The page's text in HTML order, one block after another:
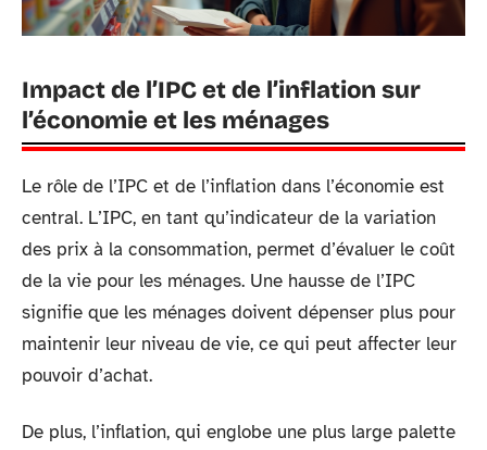
Impact de l’IPC et de l’inflation sur
l’économie et les ménages
Le rôle de l’IPC et de l’inflation dans l’économie est
central. L’IPC, en tant qu’indicateur de la variation
des prix à la consommation, permet d’évaluer le coût
de la vie pour les ménages. Une hausse de l’IPC
signifie que les ménages doivent dépenser plus pour
maintenir leur niveau de vie, ce qui peut affecter leur
pouvoir d’achat.
De plus, l’inflation, qui englobe une plus large palette